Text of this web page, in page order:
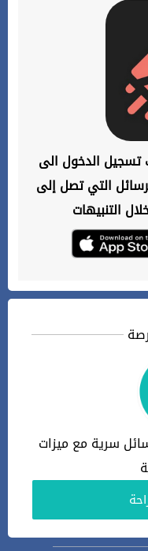
تسجيل الدخول الى
التي تصل إلى
التنبيهات
سرية مع ميزات